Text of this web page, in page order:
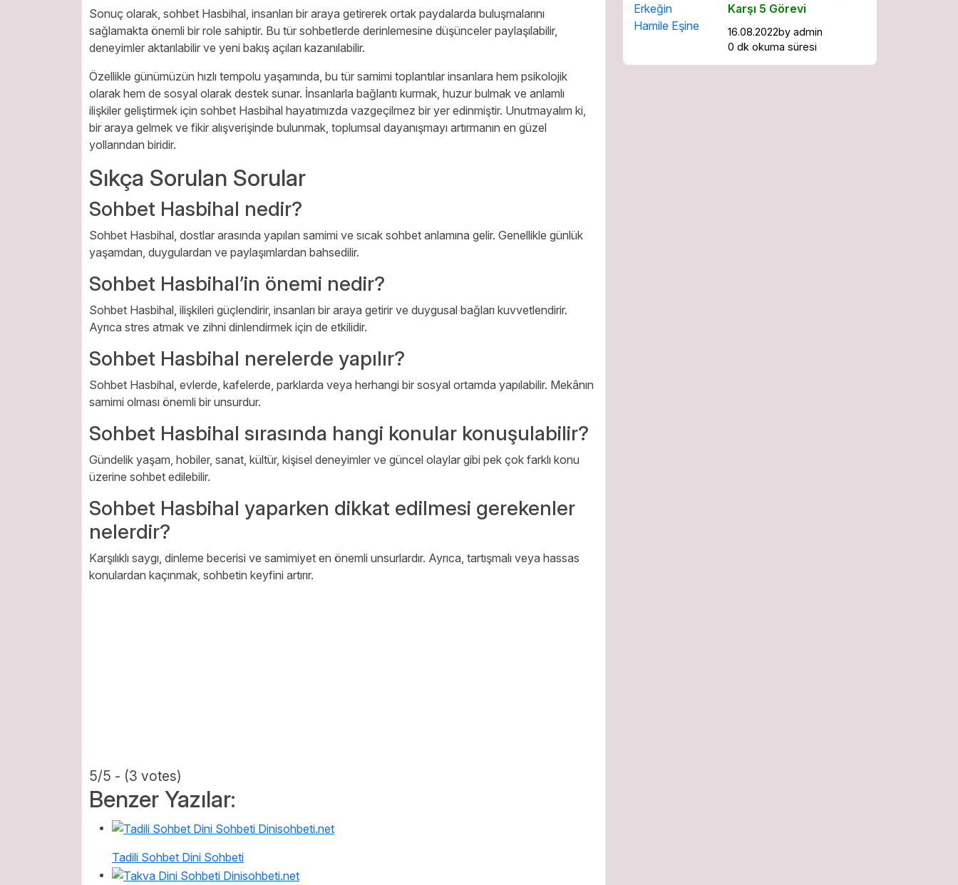
Sonuç olarak, sohbet Hasbihal, insanları bir araya getirerek ortak paydalarda buluşmalarını
sağlamakta önemli bir role sahiptir. Bu tür sohbetlerde derinlemesine düşünceler paylaşılabilir,
deneyimler aktarılabilir ve yeni bakış açıları kazanılabilir.
Özellikle günümüzün hızlı tempolu yaşamında, bu tür samimi toplantılar insanlara hem psikolojik
olarak hem de sosyal olarak destek sunar. İnsanlarla bağlantı kurmak, huzur bulmak ve anlamlı
ilişkiler geliştirmek için sohbet Hasbihal hayatımızda vazgeçilmez bir yer edinmiştir. Unutmayalım ki,
bir araya gelmek ve fikir alışverişinde bulunmak, toplumsal dayanışmayı artırmanın en güzel
yollarından biridir.
Sıkça Sorulan Sorular
Sohbet Hasbihal nedir?
Sohbet Hasbihal, dostlar arasında yapılan samimi ve sıcak sohbet anlamına gelir. Genellikle günlük
yaşamdan, duygulardan ve paylaşımlardan bahsedilir.
Sohbet Hasbihal’in önemi nedir?
Sohbet Hasbihal, ilişkileri güçlendirir, insanları bir araya getirir ve duygusal bağları kuvvetlendirir.
Ayrıca stres atmak ve zihni dinlendirmek için de etkilidir.
Sohbet Hasbihal nerelerde yapılır?
Sohbet Hasbihal, evlerde, kafelerde, parklarda veya herhangi bir sosyal ortamda yapılabilir. Mekânın
samimi olması önemli bir unsurdur.
Sohbet Hasbihal sırasında hangi konular konuşulabilir?
Gündelik yaşam, hobiler, sanat, kültür, kişisel deneyimler ve güncel olaylar gibi pek çok farklı konu
üzerine sohbet edilebilir.
Sohbet Hasbihal yaparken dikkat edilmesi gerekenler
nelerdir?
Karşılıklı saygı, dinleme becerisi ve samimiyet en önemli unsurlardır. Ayrıca, tartışmalı veya hassas
konulardan kaçınmak, sohbetin keyfini artırır.
5/5 - (3 votes)
Benzer Yazılar:
Tadili Sohbet Dini Sohbeti
Karşı 5 Görevi
16.08.2022by admin
0 dk okuma süresi